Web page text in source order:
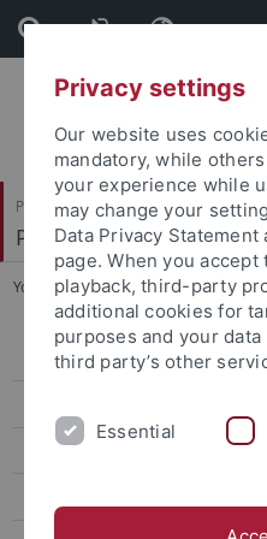
Skip
to
content
Skip
to
footer
Philosophische Fakultät
Prof. Dr. Jörg Robert
You are here: Startseite ...
Trilaterale
Workshop Deutsch-Italienischer
Privacy settings
Our website uses
mandatory, while
your experience while
may change your
Data Privacy
page. When you
playback, third-party
additional cookies for
purposes and your
third party’s other
Essential